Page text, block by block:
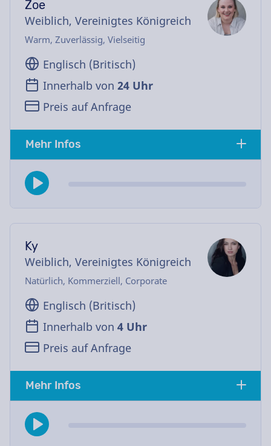
Zoe
Weiblich, Vereinigtes Königreich
Warm, Zuverlässig, Vielseitig
Englisch (Britisch)
Innerhalb von 24 Uhr
Preis auf Anfrage
Mehr Infos
Ky
Weiblich, Vereinigtes Königreich
Natürlich, Kommerziell, Corporate
Englisch (Britisch)
Innerhalb von 4 Uhr
Preis auf Anfrage
Mehr Infos